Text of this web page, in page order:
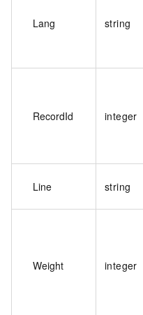
Lang string
RecordId integer
Line string
Weight integer